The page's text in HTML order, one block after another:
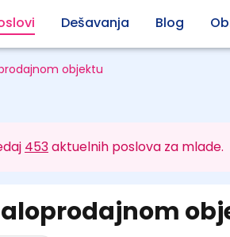
Dešavanja Blog
objektu
453aktuelnih poslova za mlade.